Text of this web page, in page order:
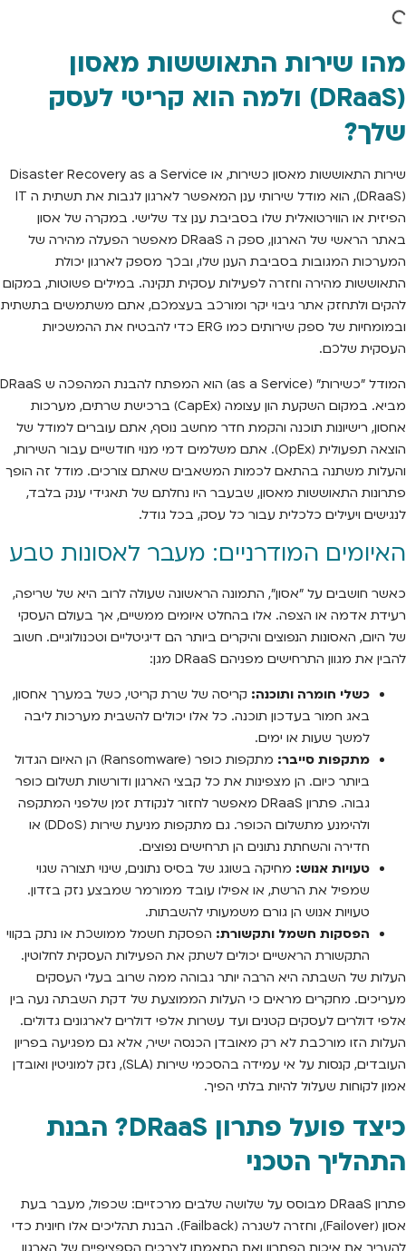
מהו שירות התאוששות מאסון
(DRaaS) ולמה הוא קריטי לעסק
שלך?
שירות התאוששות מאסון כשירות, או Disaster Recovery as a Service
(DRaaS), הוא מודל שירותי ענן המאפשר לארגון לגבות את תשתית ה IT
הפיזית או הווירטואלית שלו בסביבת ענן צד שלישי. במקרה של אסון
באתר הראשי של הארגון, ספק ה DRaaS מאפשר הפעלה מהירה של
המערכות המגובות בסביבת הענן שלו, ובכך מספק לארגון יכולת
התאוששות מהירה וחזרה לפעילות עסקית תקינה. במילים פשוטות, במקום
להקים ולתחזק אתר גיבוי יקר ומורכב בעצמכם, אתם משתמשים בתשתית
ובמומחיות של ספק שירותים כמו ERG כדי להבטיח את ההמשכיות
העסקית שלכם.
המודל "כשירות" (as a Service) הוא המפתח להבנת המהפכה ש DRaaS
מביא. במקום השקעת הון עצומה (CapEx) ברכישת שרתים, מערכות
אחסון, רישיונות תוכנה והקמת חדר מחשב נוסף, אתם עוברים למודל של
הוצאה תפעולית (OpEx). אתם משלמים דמי מנוי חודשיים עבור השירות,
והעלות משתנה בהתאם לכמות המשאבים שאתם צורכים. מודל זה הופך
פתרונות התאוששות מאסון, שבעבר היו נחלתם של תאגידי ענק בלבד,
לנגישים ויעילים כלכלית עבור כל עסק, בכל גודל.
האיומים המודרניים: מעבר לאסונות טבע
כאשר חושבים על "אסון", התמונה הראשונה שעולה לרוב היא של שריפה,
רעידת אדמה או הצפה. אלו בהחלט איומים ממשיים, אך בעולם העסקי
של היום, האסונות הנפוצים והיקרים ביותר הם דיגיטליים וטכנולוגיים. חשוב
להבין את מגוון התרחישים מפניהם DRaaS מגן:
כשלי חומרה ותוכנה: קריסה של שרת קריטי, כשל במערך אחסון,
באג חמור בעדכון תוכנה. כל אלו יכולים להשבית מערכות ליבה
למשך שעות או ימים.
מתקפות סייבר:
מתקפות כופר (Ransomware) הן האיום הגדול
ביותר כיום. הן מצפינות את כל קבצי הארגון ודורשות תשלום כופר
גבוה. פתרון DRaaS מאפשר לחזור לנקודת זמן שלפני המתקפה
ולהימנע מתשלום הכופר. גם מתקפות מניעת שירות (DDoS) או
חדירה והשחתת נתונים הן תרחישים נפוצים.
טעויות אנוש: מחיקה בשוגג של בסיס נתונים, שינוי תצורה שגוי
שמפיל את הרשת, או אפילו עובד ממורמר שמבצע נזק בזדון.
טעויות אנוש הן גורם משמעותי להשבתות.
הפסקות חשמל ותקשורת: הפסקת חשמל ממושכת או נתק בקווי
התקשורת הראשיים יכולים לשתק את הפעילות העסקית לחלוטין.
העלות של השבתה היא הרבה יותר גבוהה ממה שרוב בעלי העסקים
מעריכים. מחקרים מראים כי העלות הממוצעת של דקת השבתה נעה בין
אלפי דולרים לעסקים קטנים ועד עשרות אלפי דולרים לארגונים גדולים.
העלות הזו מורכבת לא רק מאובדן הכנסה ישיר, אלא גם מפגיעה בפריון
העובדים, קנסות על אי עמידה בהסכמי שירות (SLA), נזק למוניטין ואובדן
אמון לקוחות שעלול להיות בלתי הפיך.
כיצד פועל פתרון DRaaS? הבנת
התהליך הטכני
פתרון DRaaS מבוסס על שלושה שלבים מרכזיים: שכפול, מעבר בעת
אסון (Failover), וחזרה לשגרה (Failback). הבנת תהליכים אלו חיונית כדי